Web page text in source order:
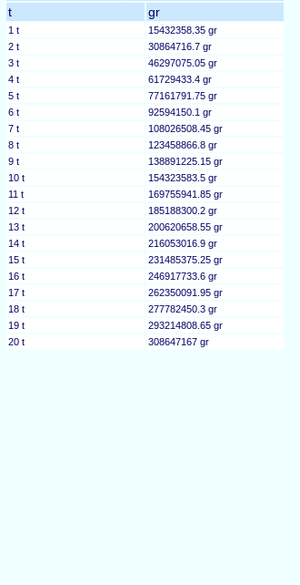
t gr
1 t
15432358.35 gr
2 t
30864716.7 gr
3 t
46297075.05 gr
4 t
61729433.4 gr
5 t
77161791.75 gr
6 t
92594150.1 gr
7 t
108026508.45 gr
8 t
123458866.8 gr
9 t
138891225.15 gr
10 t
154323583.5 gr
11 t
169755941.85 gr
12 t
185188300.2 gr
13 t
200620658.55 gr
14 t
216053016.9 gr
15 t
231485375.25 gr
16 t
246917733.6 gr
17 t
262350091.95 gr
18 t
277782450.3 gr
19 t
293214808.65 gr
20 t
308647167 gr